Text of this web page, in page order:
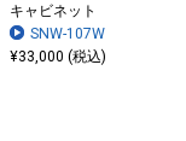
キャビネット
SNW-107W
¥33,000 (税込)